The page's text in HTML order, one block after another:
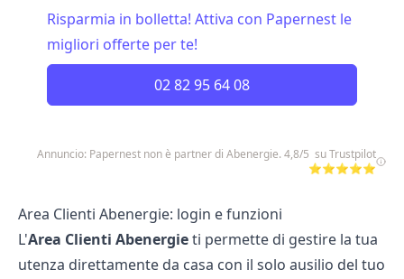
Risparmia in bolletta! Attiva con Papernest le
migliori offerte per te!
02 82 95 64 08
Annuncio: Papernest non è partner di Abenergie. 4,8/5 su Trustpilot
⭐⭐⭐⭐⭐
Area Clienti Abenergie: login e funzioni
L'Area Clienti Abenergieti permette di gestire la tua
utenza direttamente da casa con il solo ausilio del tuo